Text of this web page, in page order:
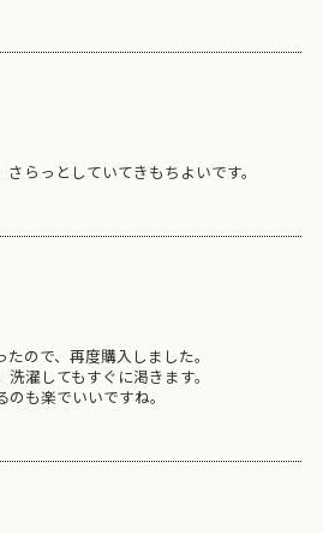
らっとしていてきもちよいです。
ので、再度購入しました。
濯してもすぐに渇きます。
も楽でいいですね。